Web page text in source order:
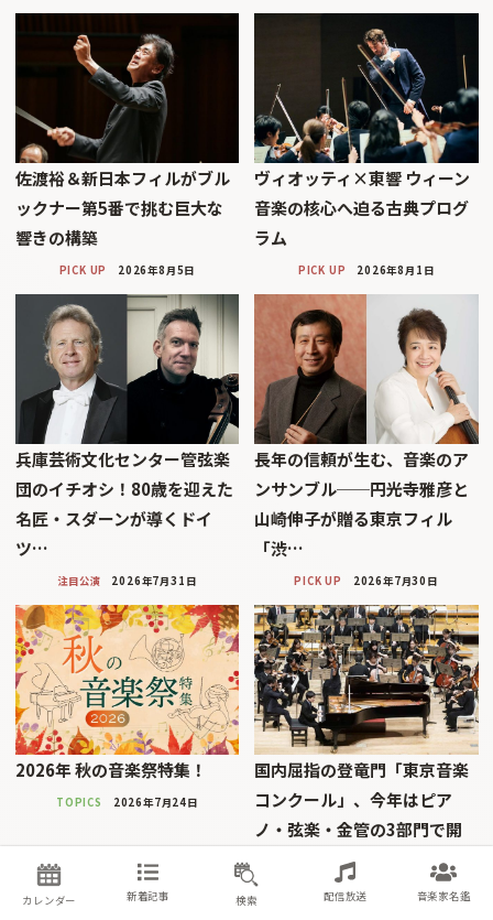
佐渡裕＆新日本フィルがブル
ックナー第5番で挑む巨大な
響きの構築
PICK UP 2026年8月5日
ヴィオッティ×東響 ウィーン
音楽の核心へ迫る古典プログ
ラム
PICK UP 2026年8月1日
兵庫芸術文化センター管弦楽
団のイチオシ！80歳を迎えた
名匠・スダーンが導くドイ
ツ…
注目公演 2026年7月31日
長年の信頼が生む、音楽のア
ンサンブル──円光寺雅彦と
山崎伸子が贈る東京フィル
「渋…
PICK UP 2026年7月30日
2026年 秋の音楽祭特集！
TOPICS 2026年7月24日
国内屈指の登竜門「東京音楽
コンクール」、今年はピア
ノ・弦楽・金管の3部門で開
PICK UP 2026年7月23日
カレンダー 新着記事 検索 配信放送 音楽家名鑑